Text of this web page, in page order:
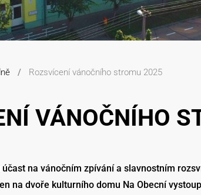
Rozsvícení vánočního stromu 2025
VÁNOČNÍHO
na vánočním zpívání a slavnostním
na dvoře kulturního domu Na Obecní